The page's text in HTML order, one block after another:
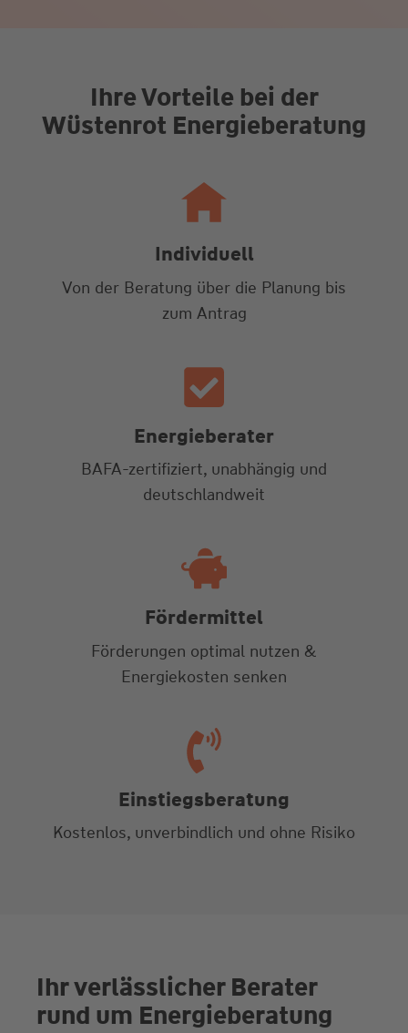
Ihre Vorteile bei der
Wüstenrot Energieberatung
Individuell
Von der Beratung über die Planung bis
zum Antrag
Energieberater
BAFA-zertifiziert, unabhängig und
deutschlandweit
Fördermittel
Förderungen optimal nutzen &
Energiekosten senken
Einstiegsberatung
Kostenlos, unverbindlich und ohne Risiko
Ihr verlässlicher Berater
rund um Energieberatung